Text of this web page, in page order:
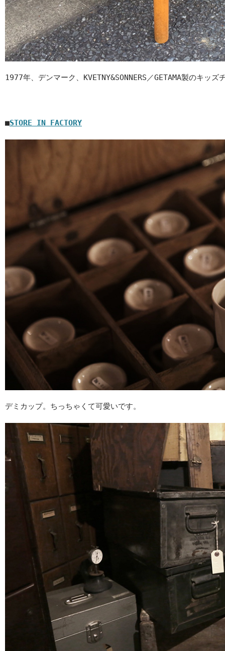
1977年、デンマーク、KVETNY&SONNERS／GETAMA製のキッズ
■STORE IN FACTORY
デミカップ。ちっちゃくて可愛いです。